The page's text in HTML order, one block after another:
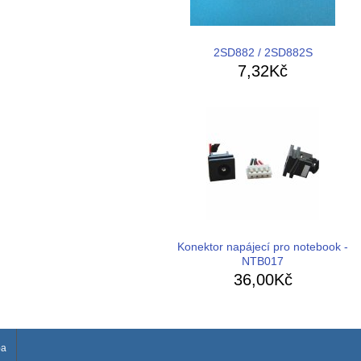
2SD882 / 2SD882S
7,32Kč
Konektor napájecí pro notebook -
NTB017
36,00Kč